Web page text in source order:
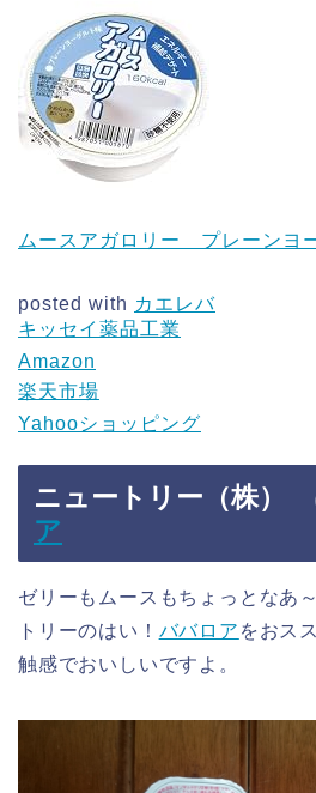
ムースアガロリー プレーンヨ
posted with カエレバ
キッセイ薬品工業
Amazon
楽天市場
Yahooショッピング
ニュートリー（株）
ア
ゼリーもムースもちょっとなあ
トリーのはい！ ババロア をおス
触感でおいしいですよ。